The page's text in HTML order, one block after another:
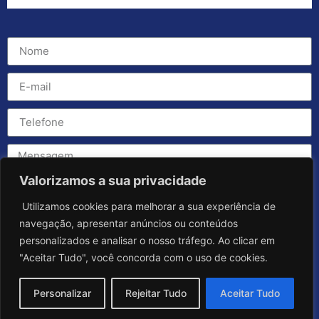
Valorizamos a sua privacidade
Utilizamos cookies para melhorar a sua experiência de
navegação, apresentar anúncios ou conteúdos
personalizados e analisar o nosso tráfego. Ao clicar em
"Aceitar Tudo", você concorda com o uso de cookies.
Personalizar Rejeitar Tudo Aceitar Tudo
Enviar